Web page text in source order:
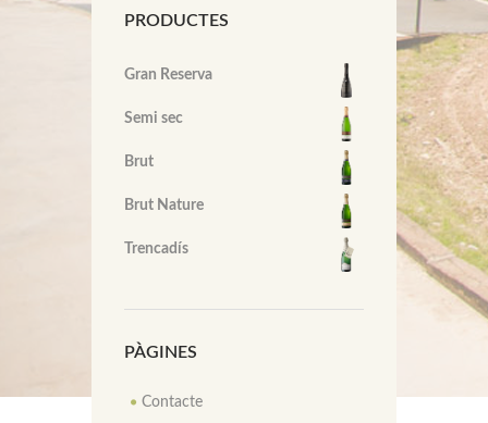
PRODUCTES
Gran Reserva
Semi sec
Brut
Brut Nature
Trencadís
PÀGINES
Contacte